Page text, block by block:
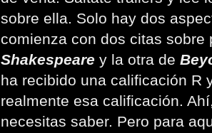
sobre ella. Solo hay dos
comienza con dos citas
Shakespeare y la otra de
ha recibido una calificación R
realmente esa calificación.
necesitas saber. Pero para